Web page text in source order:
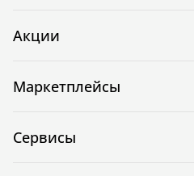
Акции
Маркетплейсы
Сервисы